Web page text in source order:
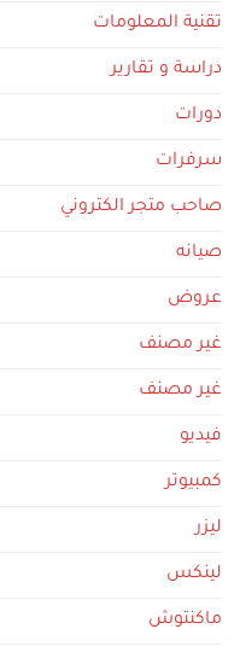
تقنية المعلومات
دراسة و تقارير
دورات
سرفرات
صاحب متجر الكتروني
صيانه
عروض
غير مصنف
غير مصنف
فيديو
كمبيوتر
ليزر
لينكس
ماكنتوش